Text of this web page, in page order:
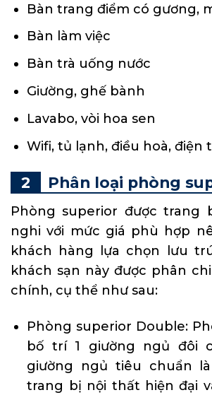
Bàn trang điểm có gương,
Bàn làm việc
Bàn trà uống nước
Giường, ghế bành
Lavabo, vòi hoa sen
Wifi, tủ lạnh, điều hoà, điện
Phân loại phòng
Phòng superior được trang
nghi với mức giá phù hợp
khách hàng lựa chọn lưu
khách sạn này được phân
chính, cụ thể như sau:
Phòng superior Double:
bố trí 1 giường ngủ đôi
giường ngủ tiêu chuẩn là
trang bị nội thất hiện đại